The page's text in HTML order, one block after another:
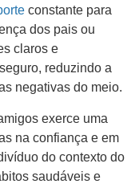
constante para
dos pais ou
claros e
reduzindo a
negativas do meio.
exerce uma
na confiança e em
do contexto do
saudáveis e